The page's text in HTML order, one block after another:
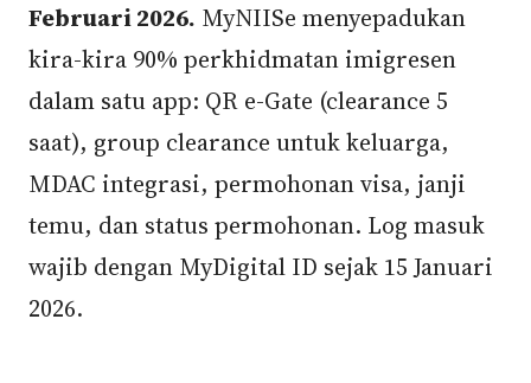
Februari 2026. MyNIISe menyepadukan
kira-kira 90% perkhidmatan imigresen
dalam satu app: QR e-Gate (clearance 5
saat), group clearance untuk keluarga,
MDAC integrasi, permohonan visa, janji
temu, dan status permohonan. Log masuk
wajib dengan MyDigital ID sejak 15 Januari
2026.